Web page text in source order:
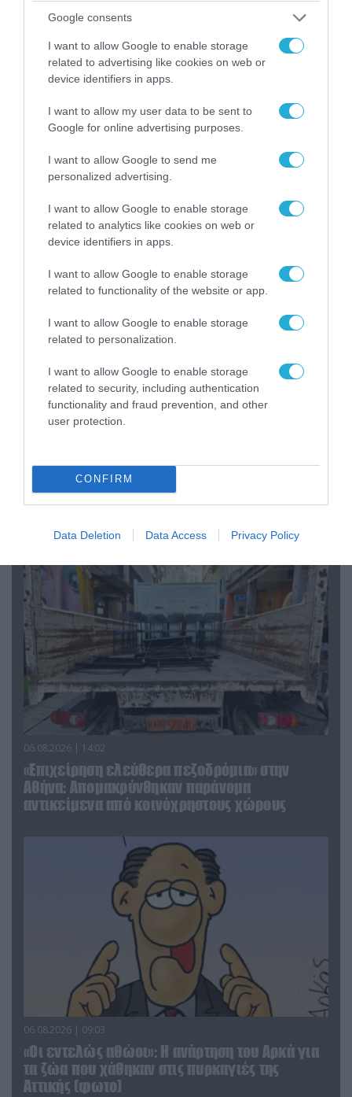
Google consents
I want to allow Google to enable storage
related to advertising like cookies on web or
device identifiers in apps.
I want to allow my user data to be sent to
Google for online advertising purposes.
I want to allow Google to send me
personalized advertising.
I want to allow Google to enable storage
related to analytics like cookies on web or
device identifiers in apps.
I want to allow Google to enable storage
related to functionality of the website or app.
I want to allow Google to enable storage
related to personalization.
I want to allow Google to enable storage
related to security, including authentication
functionality and fraud prevention, and other
user protection.
CONFIRM
Data Deletion Data Access Privacy Policy
08.08.2026 | 09:02
«Η απόλυτη τραγωδία»: Η «αιχμηρή» ανάρτηση
του Αρκά για τα τατουάζ (φωτο)
07.08.2026 | 20:02
Ο Γιάννης Αλαφούζος «τέλειωσε» τον
Κωνσταντίνο Ζούλα από τον ΣΚΑΪ – Ο λόγος της
06.08.2026 | 14:02
«Επιχείρηση ελεύθερα πεζοδρόμια» στην
Αθήνα: Απομακρύνθηκαν παράνομα
αντικείμενα από κοινόχρηστους χώρους
06.08.2026 | 09:03
«Οι εντελώς αθώοι»: Η ανάρτηση του Αρκά για
τα ζώα που χάθηκαν στις πυρκαγιές της
Αττικής (φωτο)